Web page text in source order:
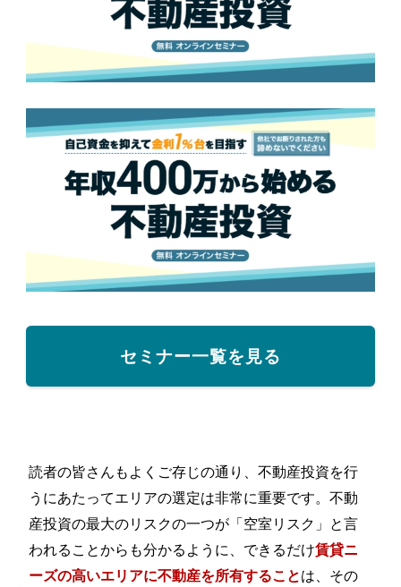
セミナー一覧を見る
読者の皆さんもよくご存じの通り、不動産投資を行
うにあたってエリアの選定は非常に重要です。不動
産投資の最大のリスクの一つが「空室リスク」と言
われることからも分かるように、できるだけ賃貸ニ
ーズの高いエリアに不動産を所有することは、その